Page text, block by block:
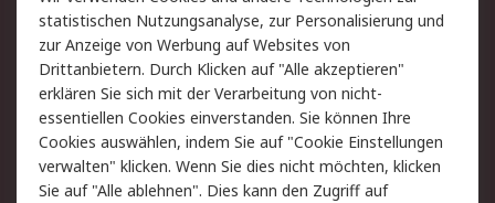
Hilfe
Rechtliches
AGB
Datenschutz
Cookie-Richtlinie
Zahlungsbedingungen
Copyright/Impressum
statistischen Nutzungsanalyse, zur Personalisierung und
zur Anzeige von Werbung auf Websites von
Drittanbietern. Durch Klicken auf "Alle akzeptieren"
erklären Sie sich mit der Verarbeitung von nicht-
essentiellen Cookies einverstanden. Sie können Ihre
Cookies auswählen, indem Sie auf "Cookie Einstellungen
verwalten" klicken. Wenn Sie dies nicht möchten, klicken
Sie auf "Alle ablehnen". Dies kann den Zugriff auf